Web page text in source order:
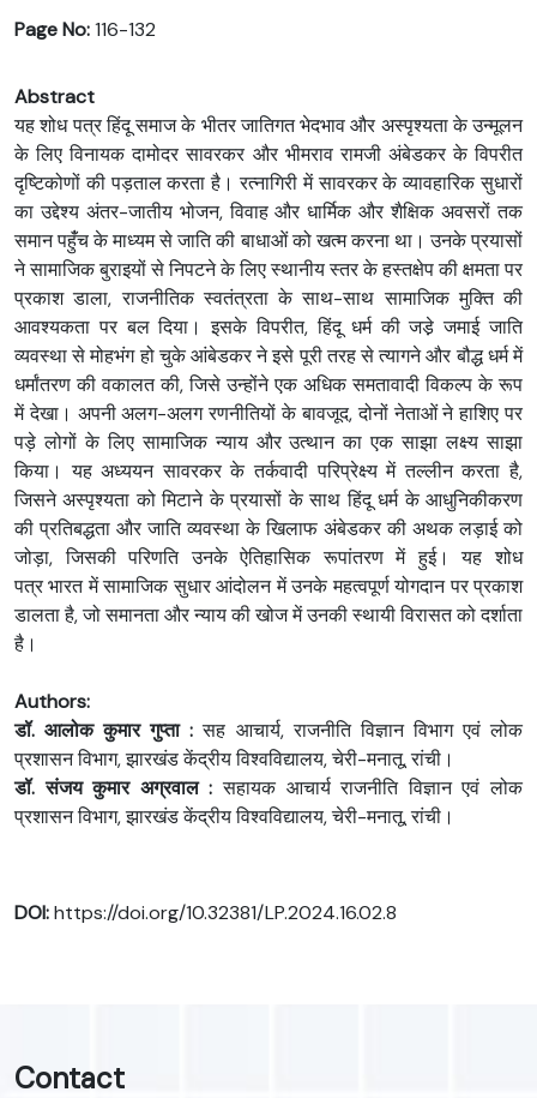
Page No:116-132
Abstract
यह शोध पत्र हिंदू समाज के भीतर जातिगत भेदभाव और अस्पृश्यता के उन्मूलन
के लिए विनायक दामोदर सावरकर और भीमराव रामजी अंबेडकर के विपरीत
दृष्टिकोणों की पड़ताल करता है। रत्नागिरी में सावरकर के व्यावहारिक सुधारों
का उद्देश्य अंतर-जातीय भोजन, विवाह और धार्मिक और शैक्षिक अवसरों तक
समान पहुंँच के माध्यम से जाति की बाधाओं को खत्म करना था। उनके प्रयासों
ने सामाजिक बुराइयों से निपटने के लिए स्थानीय स्तर के हस्तक्षेप की क्षमता पर
प्रकाश डाला, राजनीतिक स्वतंत्रता के साथ-साथ सामाजिक मुक्ति की
आवश्यकता पर बल दिया। इसके विपरीत, हिंदू धर्म की जडे़ जमाई जाति
व्यवस्था से मोहभंग हो चुके आंबेडकर ने इसे पूरी तरह से त्यागने और बौद्ध धर्म में
धर्मांतरण की वकालत की, जिसे उन्होंने एक अधिक समतावादी विकल्प के रूप
में देखा। अपनी अलग-अलग रणनीतियों के बावजूद, दोनों नेताओं ने हाशिए पर
पड़े लोगों के लिए सामाजिक न्याय और उत्थान का एक साझा लक्ष्य साझा
किया। यह अध्ययन सावरकर के तर्कवादी परिप्रेक्ष्य में तल्लीन करता है,
जिसने अस्पृश्यता को मिटाने के प्रयासों के साथ हिंदू धर्म के आधुनिकीकरण
की प्रतिबद्धता और जाति व्यवस्था के खिलाफ अंबेडकर की अथक लड़ाई को
जोड़ा, जिसकी परिणति उनके ऐतिहासिक रूपांतरण में हुई। यह शोध
पत्र भारत में सामाजिक सुधार आंदोलन में उनके महत्वपूर्ण योगदान पर प्रकाश
डालता है, जो समानता और न्याय की खोज में उनकी स्थायी विरासत को दर्शाता
है।
Authors:
डॉ. आलोक कुमार गुप्ता :सह आचार्य, राजनीति विज्ञान विभाग एवं लोक
प्रशासन विभाग, झारखंड केंद्रीय विश्वविद्यालय, चेरी-मनातू, रांची।
डॉ. संजय कुमार अग्रवाल : सहायक आचार्य राजनीति विज्ञान एवं लोक
प्रशासन विभाग, झारखंड केंद्रीय विश्वविद्यालय, चेरी-मनातू, रांची।
DOI:https://doi.org/10.32381/LP.2024.16.02.8
Contact